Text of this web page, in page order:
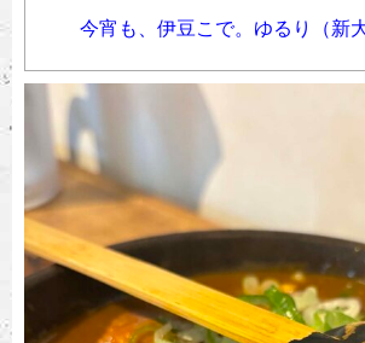
今宵も、伊豆こで。ゆるり（新